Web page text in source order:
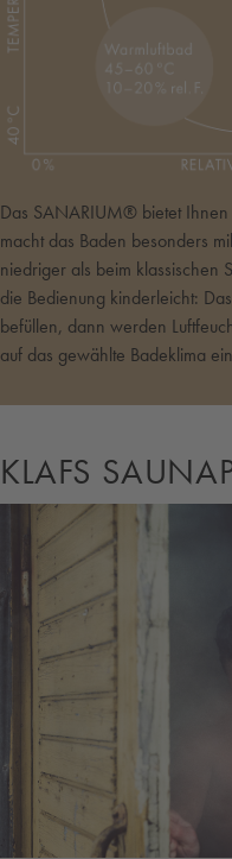
Das SANARIUM® bietet
macht das Baden besonders
niedriger als beim klassischen
die Bedienung kinderleicht:
befüllen, dann werden
auf das gewählte Badeklima
KLAFS